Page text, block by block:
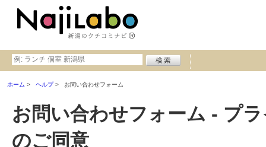
ホーム ヘルプ お問い合わせフォーム
お問い合わせフォーム - プ
のご同意